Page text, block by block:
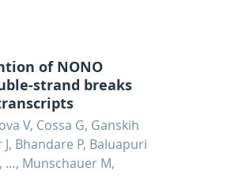
of NONO
strand breaks
V, Cossa G, Ganskih
Bhandare P, Baluapuri
…, Munschauer M,